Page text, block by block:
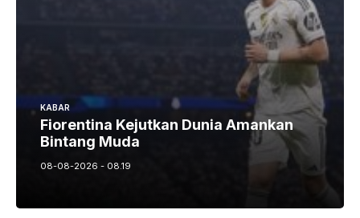
KABAR
Fiorentina Kejutkan Dunia Amankan
Bintang Muda
08-08-2026 - 08.19